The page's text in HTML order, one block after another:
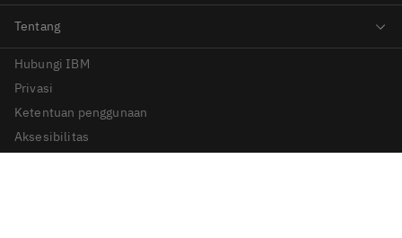
Hubungi IBM
Privasi
Ketentuan penggunaan
Aksesibilitas